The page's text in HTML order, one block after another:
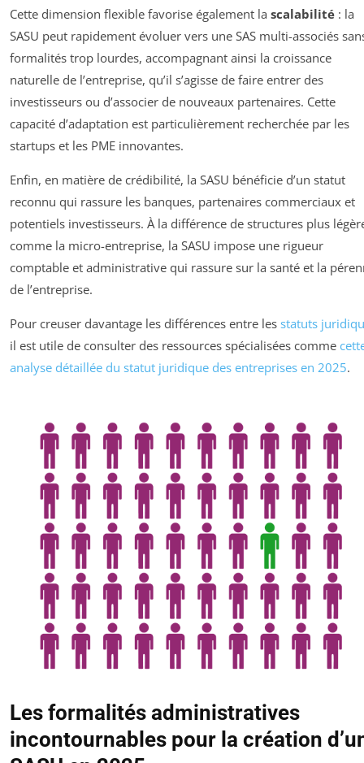
Cette dimension flexible favorise également la scalabilité : la
SASU peut rapidement évoluer vers une SAS multi-associés
formalités trop lourdes, accompagnant ainsi la croissance
naturelle de l’entreprise, qu’il s’agisse de faire entrer des
investisseurs ou d’associer de nouveaux partenaires. Cette
capacité d’adaptation est particulièrement recherchée par les
startups et les PME innovantes.
Enfin, en matière de crédibilité, la SASU bénéficie d’un statut
reconnu qui rassure les banques, partenaires commerciaux et
potentiels investisseurs. À la différence de structures plus
comme la micro-entreprise, la SASU impose une rigueur
comptable et administrative qui rassure sur la santé et la
de l’entreprise.
Pour creuser davantage les différences entre les statuts
il est utile de consulter des ressources spécialisées comme
analyse détaillée du statut juridique des entreprises en 2025.
Les formalités administratives
incontournables pour la création